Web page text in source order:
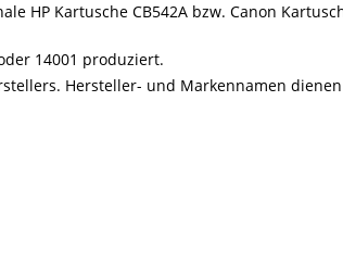
HP Kartusche CB542A bzw. Canon
14001 produziert.
Hersteller- und Markennamen